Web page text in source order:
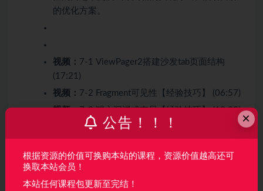
的优化方案。
视频： 7-1 ViewPager2搭建沙发tab页面结构
(17:21)
视频： 7-2 Fragment可见性【经验技巧】 (06:57)
视频：7-3 谜之沉浸式布局【经验技巧】 (12:22)
7-4 解决启动白屏 (04:36)
第8章 搭建图文详情页5 节 | 95分钟
×
公告！！！
根据资源的价值可换购本站的课程，资源价值越高还可
换取本站会员！
本站任何课程包更新至完结！